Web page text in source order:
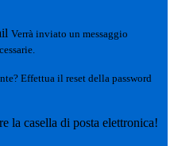
Verrà inviato un messaggio
Effettua il reset della password
la casella di posta elettronica!